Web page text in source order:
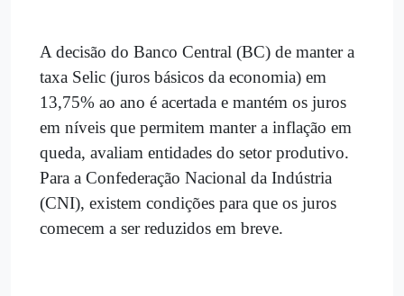
A decisão do Banco Central (BC) de manter a
taxa Selic (juros básicos da economia) em
13,75% ao ano é acertada e mantém os juros
em níveis que permitem manter a inflação em
queda, avaliam entidades do setor produtivo.
Para a Confederação Nacional da Indústria
(CNI), existem condições para que os juros
comecem a ser reduzidos em breve.